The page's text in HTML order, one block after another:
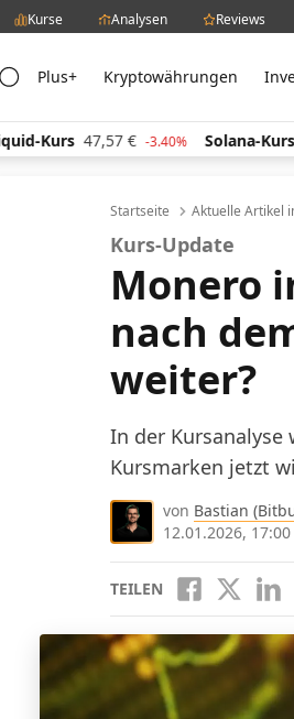
Kurse Analysen Reviews
Plus+ Kryptowährungen
Kurs 47,57 € -3.40% Solana-Kurs
Startseite Aktuelle Artikel
Kurs-Update
Monero
nach
weiter?
In der Kursanalyse
Kursmarken jetzt
von Bastian
12.01.2026, 17:00
TEILEN